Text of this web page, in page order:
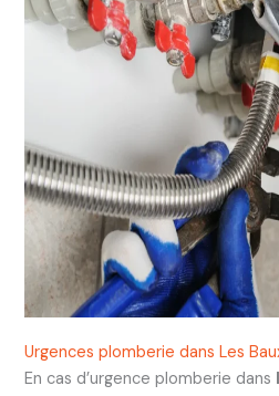
Urgences plomberie dans Les
En cas d’urgence plomberie dans